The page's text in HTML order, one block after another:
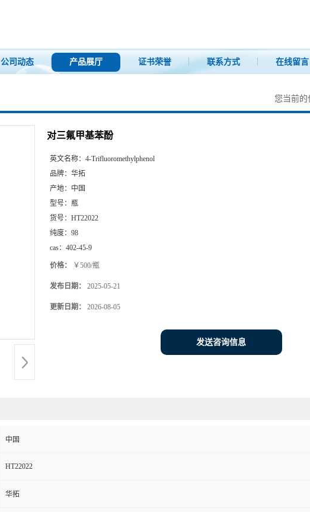
公司动态 产品展厅 证书荣誉 联系方式 在线留言
您当前的
对三氟甲基苯酚
英文名称： 4-Trifluoromethylphenol
品牌： 华拓
产地： 中国
型号： 瓶
货号： HT22022
纯度： 98
cas： 402-45-9
价格： ￥500/瓶
发布日期： 2025-05-21
更新日期： 2026-08-05
发送咨询信息
中国
HT22022
华拓